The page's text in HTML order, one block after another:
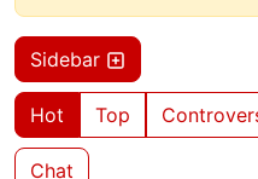
Sidebar
Hot Top
Chat